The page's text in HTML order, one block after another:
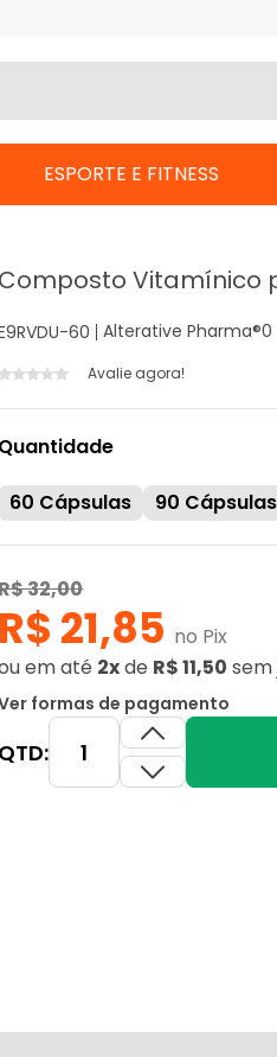
ESPORTE E FITNESS
Composto Vitamínico
60 Alterative Pharma®0
Avalie agora!
32,00
R$ 21,85 no Pix
em até 2xde R$ 11,50 sem
formas de pagamento
Quantidade
60 Cápsulas 90 Cápsulas
QTD: